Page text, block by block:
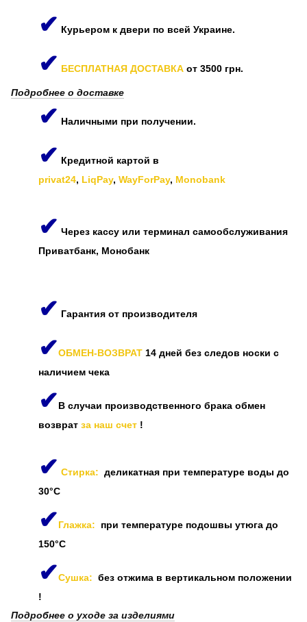
✔ Курьером к двери по всей Украине.
✔ БЕСПЛАТНАЯ ДОСТАВКА от 3500 грн.
Подробнее о доставке
✔ Наличными при получении.
✔ Кредитной картой в
privat24, LiqPay, WayForPay, Monobank
✔ Через кассу или терминал самообслуживания
Приватбанк, Монобанк
✔ Гарантия от производителя
✔ОБМЕН-ВОЗВРАТ 14 дней без следов носки с
наличием чека
✔В случаи производственного брака обмен
возврат за наш счет !
✔ Стирка: деликатная при температуре воды до
30°C
✔Глажка: при температуре подошвы утюга до
150°C
✔Сушка: без отжима в вертикальном положении
!
Подробнее о уходе за изделиями